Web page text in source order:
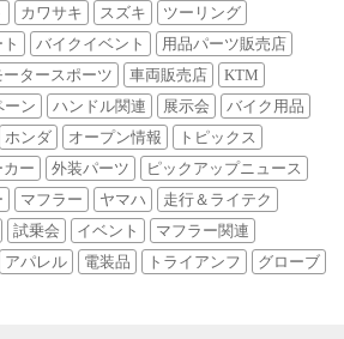
カワサキ スズキ
ツーリング
バイクイベント
用品パーツ販売店
ータースポーツ 車両販売店
KTM
ーン ハンドル関連 展示会
バイク用品
ホンダ オープン情報
トピックス
カー 外装パーツ
ピックアップニュース
マフラー ヤマハ
走行＆ライテク
試乗会 イベント
マフラー関連
アパレル 電装品 トライアンフ
グローブ